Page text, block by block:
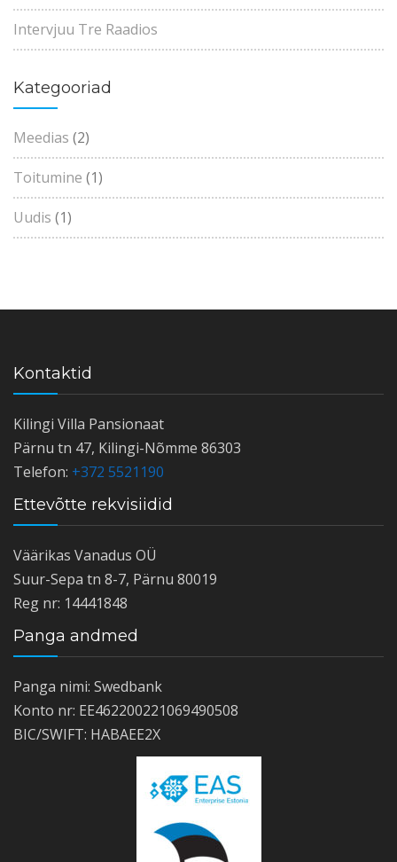
Intervjuu Tre Raadios
Kategooriad
Meedias (2)
Toitumine (1)
Uudis (1)
Kontaktid
Kilingi Villa Pansionaat
Pärnu tn 47, Kilingi-Nõmme 86303
Telefon: +372 5521190
Ettevõtte rekvisiidid
Väärikas Vanadus OÜ
Suur-Sepa tn 8-7, Pärnu 80019
Reg nr: 14441848
Panga andmed
Panga nimi: Swedbank
Konto nr: EE462200221069490508
BIC/SWIFT: HABAEE2X